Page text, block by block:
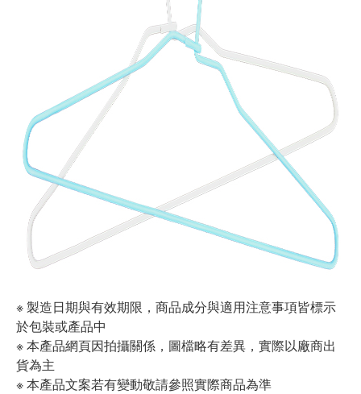
※ 製造日期與有效期限，商品成分與適用注意事項皆標示
於包裝或產品中
※ 本產品網頁因拍攝關係，圖檔略有差異，實際以廠商出
貨為主
※ 本產品文案若有變動敬請參照實際商品為準